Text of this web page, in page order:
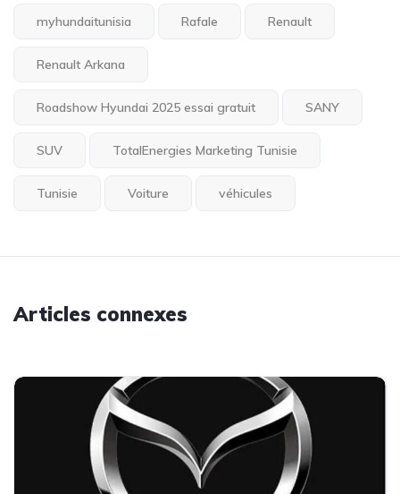
myhundaitunisia Rafale Renault
Renault Arkana
Roadshow Hyundai 2025 essai gratuit SANY
SUV TotalEnergies Marketing Tunisie
Tunisie Voiture véhicules
Articles connexes